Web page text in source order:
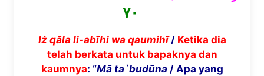
٧٠
Iżqāla li-abīhi wa qaumihī/ Ketika dia
telah berkata untuk bapaknya dan
kaumnya: “Māta`budūna/ Apa yang